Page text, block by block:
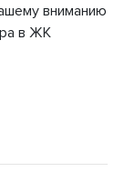
вниманию
в ЖК